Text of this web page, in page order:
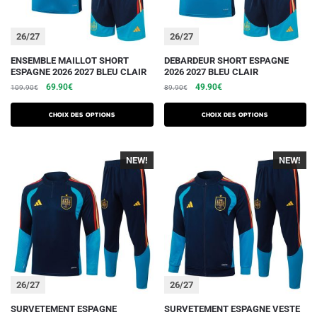
page
du
page
du
26/27
ENSEMBLE MAILLOT SHORT
ESPAGNE 2026 2027 BLEU CLAIR
109.90€
Le
initial
était :
69.90€Le
actuel
est :
Choix des options
Ce
produit
a
plusieurs
variations.
peuvent
être
choisies
sur
la
page
du
26/27
DEBARDEUR SHORT ESPAGNE
2026 2027 BLEU CLAIR
89.90€
Le
initial
était :
49.90€Le
actuel
est :
Choix des options
Ce
produit
a
plusieurs
variations.
peuvent
être
choisies
sur
la
page
du
NEW!
26/27
SURVETEMENT ESPAGNE
Ce
NEW!
26/27
SURVETEMENT ESPAGNE VESTE
Ce